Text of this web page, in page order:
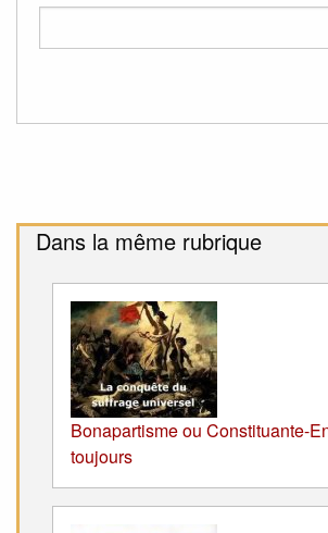
Dans la même rubrique
Bonapartisme ou Constituante-
toujours